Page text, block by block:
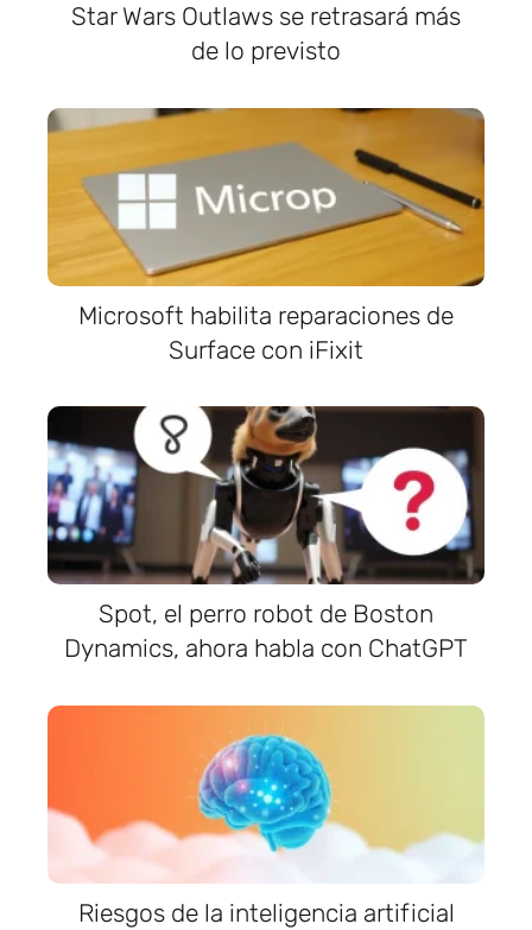
Star Wars Outlaws se retrasará más
de lo previsto
Microsoft habilita reparaciones de
Surface con iFixit
Spot, el perro robot de Boston
Dynamics, ahora habla con ChatGPT
Riesgos de la inteligencia artificial